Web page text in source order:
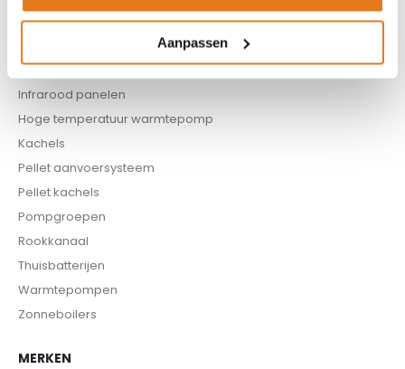
Aanpassen
Controllers
CV pellet kachels
Infrarood panelen
Hoge temperatuur warmtepomp
Kachels
Pellet aanvoersysteem
Pellet kachels
Pompgroepen
Rookkanaal
Thuisbatterijen
Warmtepompen
Zonneboilers
MERKEN